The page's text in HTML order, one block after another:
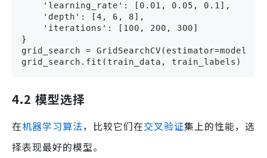
    'learning_rate': [0.01, 0.05, 0.1],
    'depth': [4, 6, 8],
    'iterations': [100, 200, 300]
}
grid_search = GridSearchCV(estimator=model,
grid_search.fit(train_data, train_labels)
4.2 模型选择
在机器学习算法，比较它们在交叉验证集上的性能，选
择表现最好的模型。